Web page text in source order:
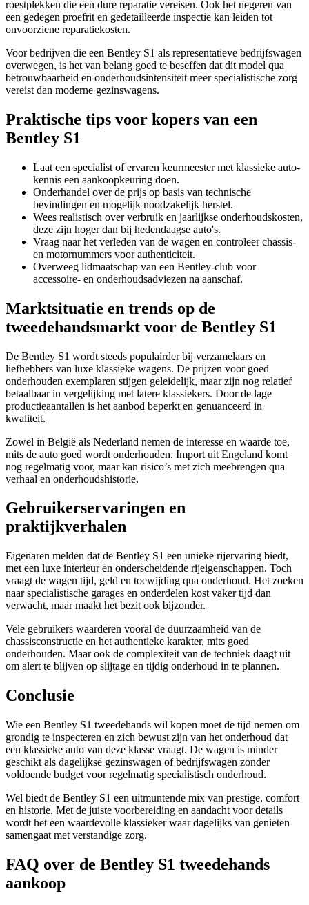
roestplekken die een dure reparatie vereisen. Ook het negeren van
een gedegen proefrit en gedetailleerde inspectie kan leiden tot
onvoorziene reparatiekosten.
Voor bedrijven die een Bentley S1 als representatieve bedrijfswagen
overwegen, is het van belang goed te beseffen dat dit model qua
betrouwbaarheid en onderhoudsintensiteit meer specialistische zorg
vereist dan moderne gezinswagens.
Praktische tips voor kopers van een
Bentley S1
Laat een specialist of ervaren keurmeester met klassieke auto-
kennis een aankoopkeuring doen.
Onderhandel over de prijs op basis van technische
bevindingen en mogelijk noodzakelijk herstel.
Wees realistisch over verbruik en jaarlijkse onderhoudskosten,
deze zijn hoger dan bij hedendaagse auto's.
Vraag naar het verleden van de wagen en controleer chassis-
en motornummers voor authenticiteit.
Overweeg lidmaatschap van een Bentley-club voor
accessoire- en onderhoudsadviezen na aanschaf.
Marktsituatie en trends op de
tweedehandsmarkt voor de Bentley S1
De Bentley S1 wordt steeds populairder bij verzamelaars en
liefhebbers van luxe klassieke wagens. De prijzen voor goed
onderhouden exemplaren stijgen geleidelijk, maar zijn nog relatief
betaalbaar in vergelijking met latere klassiekers. Door de lage
productieaantallen is het aanbod beperkt en genuanceerd in
kwaliteit.
Zowel in België als Nederland nemen de interesse en waarde toe,
mits de auto goed wordt onderhouden. Import uit Engeland komt
nog regelmatig voor, maar kan risico’s met zich meebrengen qua
verhaal en onderhoudshistorie.
Gebruikerservaringen en
praktijkverhalen
Eigenaren melden dat de Bentley S1 een unieke rijervaring biedt,
met een luxe interieur en onderscheidende rijeigenschappen. Toch
vraagt de wagen tijd, geld en toewijding qua onderhoud. Het zoeken
naar specialistische garages en onderdelen kost vaker tijd dan
verwacht, maar maakt het bezit ook bijzonder.
Vele gebruikers waarderen vooral de duurzaamheid van de
chassisconstructie en het authentieke karakter, mits goed
onderhouden. Maar ook de complexiteit van de techniek daagt uit
om alert te blijven op slijtage en tijdig onderhoud in te plannen.
Conclusie
Wie een Bentley S1 tweedehands wil kopen moet de tijd nemen om
grondig te inspecteren en zich bewust zijn van het onderhoud dat
een klassieke auto van deze klasse vraagt. De wagen is minder
geschikt als dagelijkse gezinswagen of bedrijfswagen zonder
voldoende budget voor regelmatig specialistisch onderhoud.
Wel biedt de Bentley S1 een uitmuntende mix van prestige, comfort
en historie. Met de juiste voorbereiding en aandacht voor details
wordt het een waardevolle klassieker waar dagelijks van genieten
samengaat met verstandige zorg.
FAQ over de Bentley S1 tweedehands
aankoop